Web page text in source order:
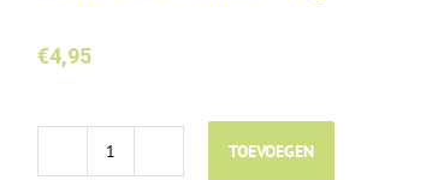
€4,95
Gowill
TOEVOEGEN